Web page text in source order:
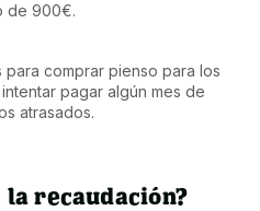
de 900€.
comprar pienso para los
pagar algún mes de
atrasados.
la recaudación?